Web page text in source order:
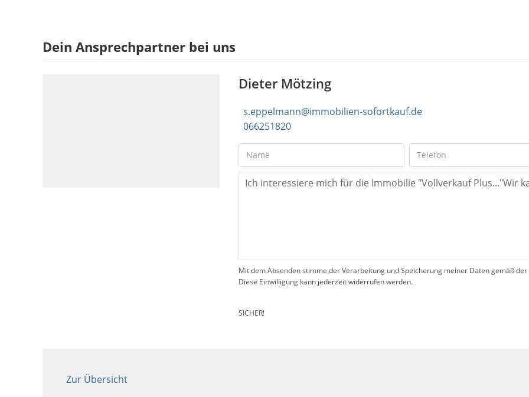
Dein Ansprechpartner bei uns
Dieter Mötzing
s.eppelmann@immobilien-sofortkauf.de
066251820
Mit dem Absenden stimme der Verarbeitung und Speicherung meiner Daten gemäß
Diese Einwilligung kann jederzeit widerrufen werden.
SICHER!
Zur Übersicht